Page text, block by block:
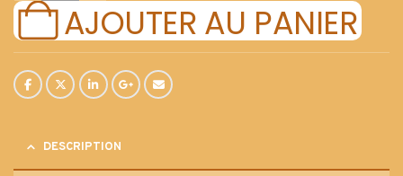
AJOUTER AU PANIER
DESCRIPTION